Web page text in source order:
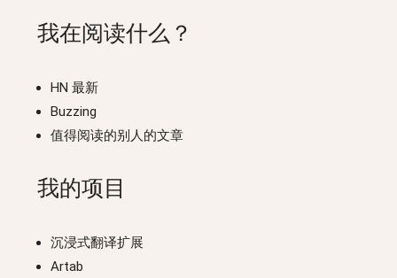
我在阅读什么？
HN 最新
Buzzing
值得阅读的别人的文章
我的项目
沉浸式翻译扩展
Artab